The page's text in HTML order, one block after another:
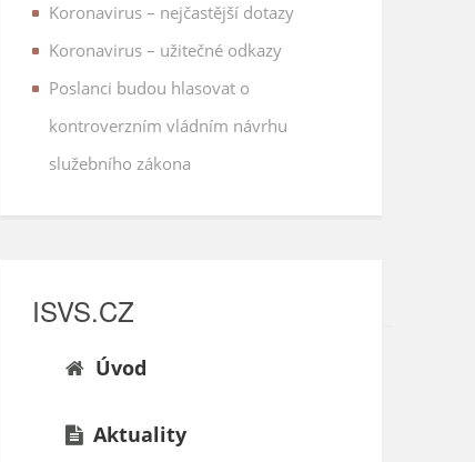
Koronavirus – nejčastější dotazy
Koronavirus – užitečné odkazy
Poslanci budou hlasovat o
kontroverzním vládním návrhu
služebního zákona
ISVS.CZ
Úvod
Aktuality